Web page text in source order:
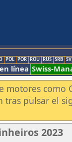
POL POR ROU RUS SRB
línea Swiss-
motores como
tras pulsar el
2023